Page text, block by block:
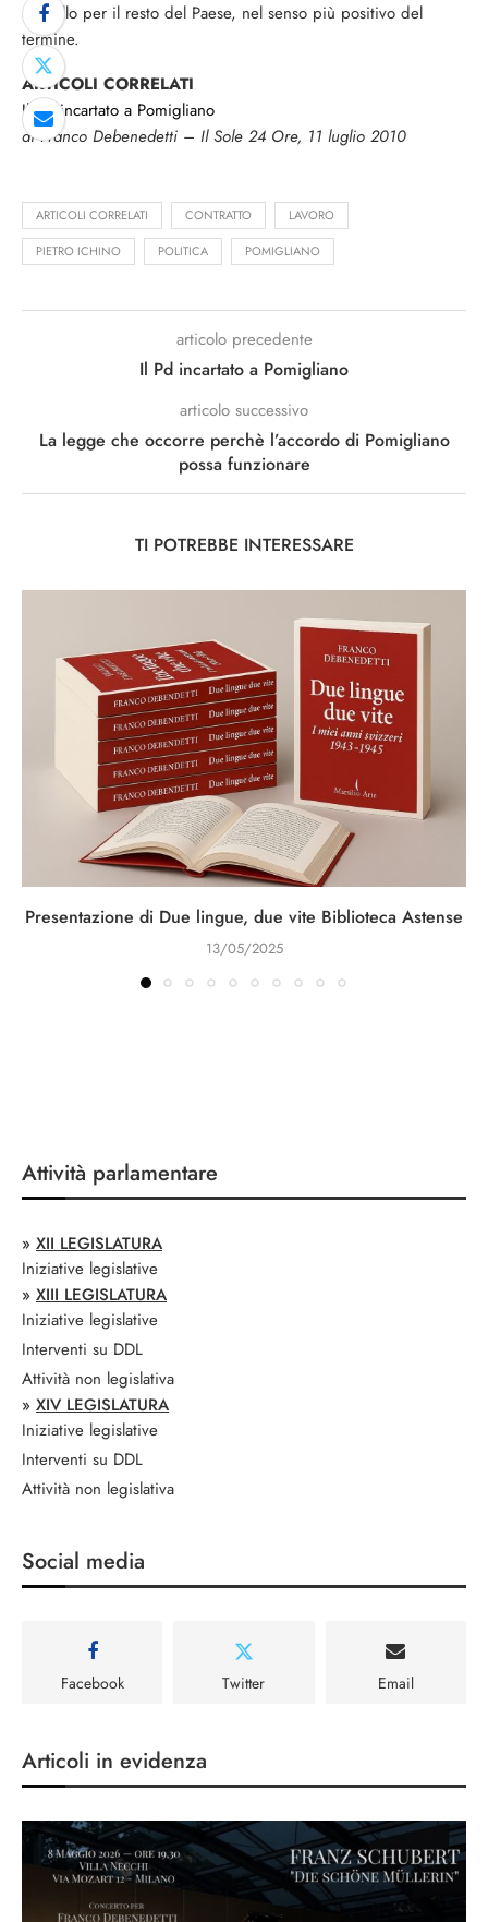
modello per il resto del Paese, nel senso più positivo del
termine.
ARTICOLI CORRELATI
Il PD incartato a Pomigliano
di Franco Debenedetti – Il Sole 24 Ore, 11 luglio 2010
ARTICOLI CORRELATI CONTRATTO LAVORO
PIETRO ICHINO POLITICA POMIGLIANO
articolo precedente
Il Pd incartato a Pomigliano
articolo successivo
La legge che occorre perchè l’accordo di Pomigliano
possa funzionare
TI POTREBBE INTERESSARE
Presentazione di Due lingue, due vite Biblioteca Astense
13/05/2025
Attività parlamentare
» XII LEGISLATURA
Iniziative legislative
» XIII LEGISLATURA
Iniziative legislative
Interventi su DDL
Attività non legislativa
» XIV LEGISLATURA
Iniziative legislative
Interventi su DDL
Attività non legislativa
Social media
Facebook Twitter Email
Articoli in evidenza